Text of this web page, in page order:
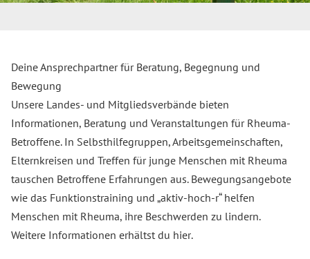
Deine Ansprechpartner für Beratung, Begegnung und
Bewegung
Unsere Landes- und Mitgliedsverbände bieten
Informationen, Beratung und Veranstaltungen für Rheuma-
Betroffene. In Selbsthilfegruppen, Arbeitsgemeinschaften,
Elternkreisen und Treffen für junge Menschen mit Rheuma
tauschen Betroffene Erfahrungen aus. Bewegungsangebote
wie das Funktionstraining und „aktiv-hoch-r“ helfen
Menschen mit Rheuma, ihre Beschwerden zu lindern.
Weitere Informationen erhältst du hier.